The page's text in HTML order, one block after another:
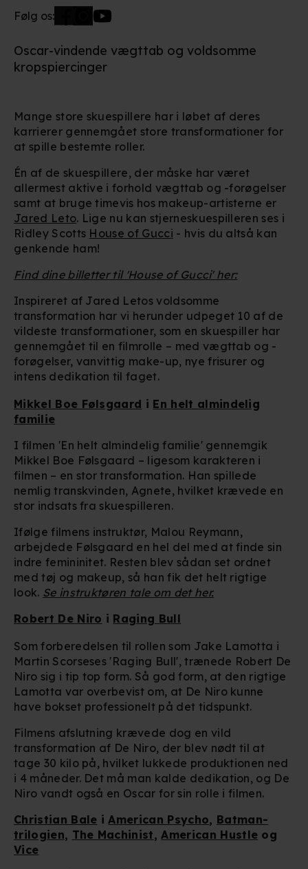
Følg os:
Oscar-vindende vægttab og voldsomme
kropspiercinger
Mange store skuespillere har i løbet af deres
karrierer gennemgået store transformationer for
at spille bestemte roller.
Én af de skuespillere, der måske har været
allermest aktive i forhold vægttab og -forøgelser
samt at bruge timevis hos makeup-artisterne er
Jared Leto. Lige nu kan stjerneskuespilleren ses i
Ridley Scotts House of Gucci - hvis du altså kan
genkende ham!
Find dine billetter til 'House of Gucci' her:
Inspireret af Jared Letos voldsomme
transformation har vi herunder udpeget 10 af de
vildeste transformationer, som en skuespiller har
gennemgået til en filmrolle – med vægttab og -
forøgelser, vanvittig make-up, nye frisurer og
intens dedikation til faget.
Mikkel Boe Følsgaard i En helt almindelig
familie
I filmen 'En helt almindelig familie' gennemgik
Mikkel Boe Følsgaard – ligesom karakteren i
filmen – en stor transformation. Han spillede
nemlig transkvinden, Agnete, hvilket krævede en
stor indsats fra skuespilleren.
Ifølge filmens instruktør, Malou Reymann,
arbejdede Følsgaard en hel del med at finde sin
indre femininitet. Resten blev sådan set ordnet
med tøj og makeup, så han fik det helt rigtige
look. Se instruktøren tale om det her.
Robert De Niro i Raging Bull
Som forberedelsen til rollen som Jake Lamotta i
Martin Scorseses 'Raging Bull', trænede Robert De
Niro sig i tip top form. Så god form, at den rigtige
Lamotta var overbevist om, at De Niro kunne
have bokset professionelt på det tidspunkt.
Filmens afslutning krævede dog en vild
transformation af De Niro, der blev nødt til at
tage 30 kilo på, hvilket lukkede produktionen ned
i 4 måneder. Det må man kalde dedikation, og De
Niro vandt også en Oscar for sin rolle i filmen.
Christian Bale iAmerican Psycho, Batman-
trilogien, The Machinist,American Hustle og
Vice